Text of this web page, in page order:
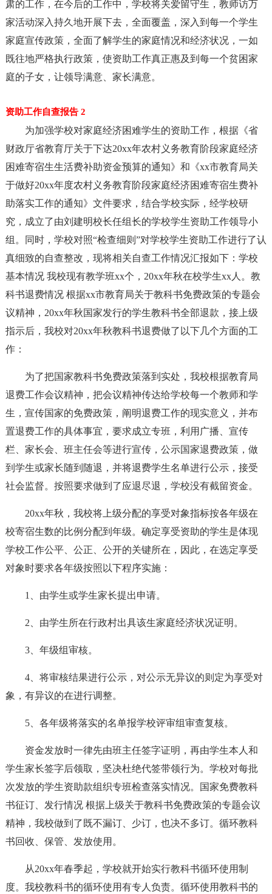
肃的工作，在今后的工作中，学校将关爱留守生，教师访万
家活动深入持久地开展下去，全面覆盖，深入到每一个学生
家庭宣传政策，全面了解学生的家庭情况和经济状况，一如
既往地严格执行政策，使资助工作真正惠及到每一个贫困家
庭的子女，让领导满意、家长满意。
资助工作自查报告 2
为加强学校对家庭经济困难学生的资助工作，根据《省
财政厅省教育厅关于下达20xx年农村义务教育阶段家庭经济
困难寄宿生生活费补助资金预算的通知》和《xx市教育局关
于做好20xx年度农村义务教育阶段家庭经济困难寄宿生费补
助落实工作的通知》文件要求，结合学校实际，经学校研
究，成立了由刘建明校长任组长的学校学生资助工作领导小
组。同时，学校对照“检查细则”对学校学生资助工作进行了认
真细致的自查整改，现将相关自查工作情况汇报如下：学校
基本情况 我校现有教学班xx个，20xx年秋在校学生xx人。教
科书退费情况 根据xx市教育局关于教科书免费政策的专题会
议精神，20xx年秋国家发行的学生教科书全部退款，接上级
指示后，我校对20xx年秋教科书退费做了以下几个方面的工
作：
为了把国家教科书免费政策落到实处，我校根据教育局
退费工作会议精神，把会议精神传达给学校每一个教师和学
生，宣传国家的免费政策，阐明退费工作的现实意义，并布
置退费工作的具体事宜，要求成立专班，利用广播、宣传
栏、家长会、班主任会等进行宣传，公示国家退费政策，做
到学生或家长随到随退，并将退费学生名单进行公示，接受
社会监督。按照要求做到了应退尽退，学校没有截留资金。
20xx年秋，我校将上级分配的享受对象指标按各年级在
校寄宿生数的比例分配到年级。确定享受资助的学生是体现
学校工作公平、公正、公开的关键所在，因此，在选定享受
对象时要求各年级按照以下程序实施：
1、由学生或学生家长提出申请。
2、由学生所在行政村出具该生家庭经济状况证明。
3、年级组审核。
4、将审核结果进行公示，对公示无异议的则定为享受对
象，有异议的在进行调整。
5、各年级将落实的名单报学校评审组审查复核。
资金发放时一律先由班主任签字证明，再由学生本人和
学生家长签字后领取，坚决杜绝代签带领行为。学校对每批
次发放的学生资助款组织专班检查落实情况。国家免费教科
书征订、发行情况 根据上级关于教科书免费政策的专题会议
精神，我校做到了既不漏订、少订，也决不多订。循环教科
书回收、保管、发放使用。
从20xx年春季起，学校就开始实行教科书循环使用制
度。我校教科书的循环使用有专人负责。循环使用教科书的